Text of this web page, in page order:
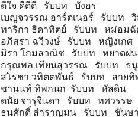
ดีใจ ดีดีดี รับบท บังอร
เบญจวรรณ อาร์ตเนอร์ รับบท วิ
ทาริกา ธิดาทิตย์ รับบท หม่อมฉั
อภิสรา ฉวีวงษ์ รับบท หญิงเกศ
มิรา โกมลวณิช รับบท หยาดฝน
กรุณพล เทียนสุวรรณ รับบท ธนู
สโรชา วทิตตพันธ์ รับบท สายทิ
ชานนท์ ทิพกนก รับบท หัสดิน
ดนัย จารุจินดา รับบท ทศวรรษ
ธนศักดิ์ สำราญมน รับบท ชันษ